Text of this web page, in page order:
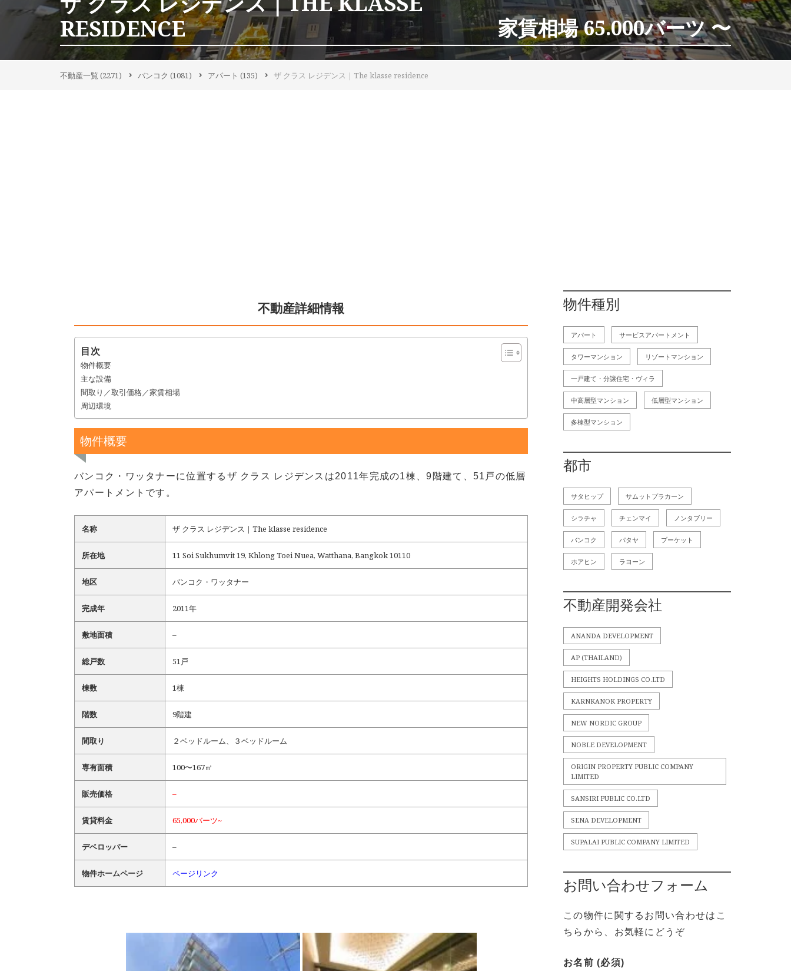
RESIDENCE
家賃相場 65.000バーツ 〜
不動産一覧 (2271) バンコク (1081) アパート (135) ザ クラス レジデンス｜The klasse residence
不動産詳細情報
目次
物件概要
主な設備
間取り／取引価格／家賃相場
周辺環境
物件概要
バンコク・ワッタナーに位置するザ クラス レジデンスは2011年完成の1棟、9階建て、51戸の低層
アパートメントです。
名称 ザ クラス レジデンス｜The klasse residence
所在地 11 Soi Sukhumvit 19, Khlong Toei Nuea, Watthana, Bangkok 10110
地区 バンコク・ワッタナー
完成年 2011年
敷地面積 –
総戸数 51戸
棟数 1棟
階数 9階建
間取り ２ベッドルーム、３ベッドルーム
専有面積 100〜167㎡
販売価格 –
賃貸料金 65,000バーツ~
デベロッパー –
物件ホームページ ページリンク
物件種別
アパート サービスアパートメント
タワーマンション リゾートマンション
一戸建て・分譲住宅・ヴィラ
中高層型マンション 低層型マンション
多棟型マンション
都市
サタヒップ サムットプラカーン
シラチャ チェンマイ ノンタブリー
バンコク パタヤ プーケット
ホアヒン ラヨーン
不動産開発会社
ANANDA DEVELOPMENT
AP (THAILAND)
HEIGHTS HOLDINGS CO.LTD
KARNKANOK PROPERTY
NEW NORDIC GROUP
NOBLE DEVELOPMENT
ORIGIN PROPERTY PUBLIC COMPANY
LIMITED
SANSIRI PUBLIC CO.LTD
SENA DEVELOPMENT
SUPALAI PUBLIC COMPANY LIMITED
お問い合わせフォーム
この物件に関するお問い合わせはこ
ちらから、お気軽にどうぞ
お名前 (必須)